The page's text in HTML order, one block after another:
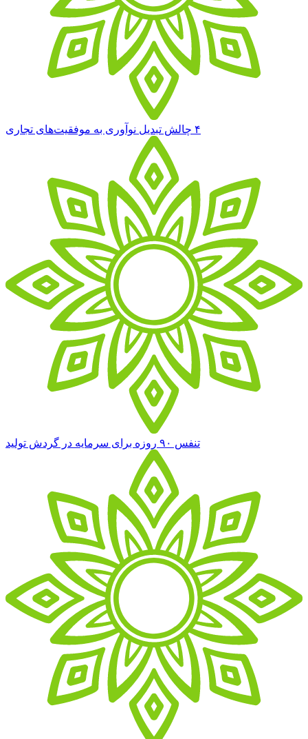
۴ چالش تبدیل نوآوری به موفقیت‌های تجاری
تنفس ۹۰ روزه برای سرمایه در گردش تولید